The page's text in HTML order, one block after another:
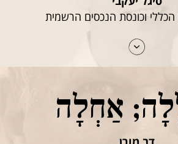
הכללי וכונסת הנכסים הרשמית
אַחְלָה